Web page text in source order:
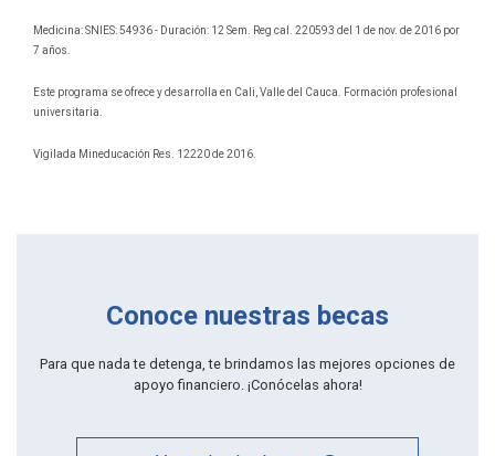
Medicina: SNIES: 54936 - Duración: 12 Sem. Reg cal. 220593 del 1 de nov. de 2016 por
7 años.
Este programa se ofrece y desarrolla en Cali, Valle del Cauca. Formación profesional
universitaria.
Vigilada Mineducación Res. 12220 de 2016.
Conoce nuestras becas
Para que nada te detenga, te brindamos las mejores opciones de
apoyo financiero. ¡Conócelas ahora!